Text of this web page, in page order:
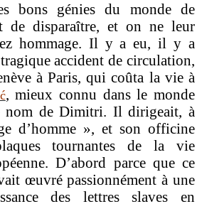
bons génies du monde de
de disparaître, et on ne leur
hommage. Il y a eu, il y a
accident de circulation,
à Paris, qui coûta la vie à
ć, mieux connu dans le monde
nom de Dimitri. Il dirigeait, à
d’homme », et son officine
tournantes de la vie
D’abord parce que ce
œuvré passionnément à une
des lettres slaves en